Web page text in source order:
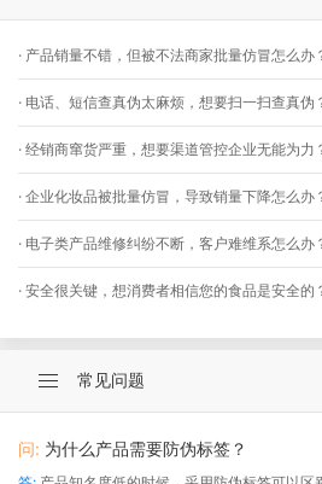
· 产品销量不错，但被不法商家批量仿冒怎么办
· 电话、短信查真伪太麻烦，想要扫一扫查真伪
· 经销商窜货严重，想要渠道管控企业无能为力
· 企业化妆品被批量仿冒，导致销量下降怎么办
· 电子类产品维修纠纷不断，客户难维系怎么办
· 安全很关键，想消费者相信您的食品是安全的
常见问题
问: 为什么产品需要防伪标签？